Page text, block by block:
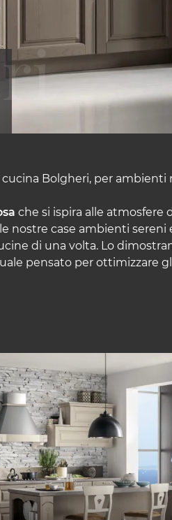
Bolgheri, per ambienti
che si ispira alle atmosfere
nostre case ambienti
di una volta. Lo
pensato per ottimizzare